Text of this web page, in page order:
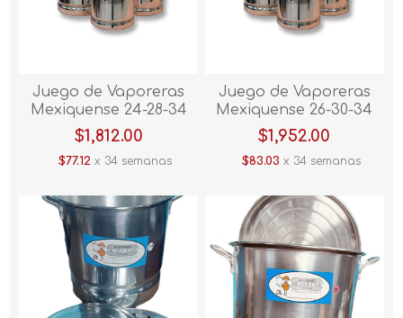
Juego de Vaporeras
Mexiquense 24-28-34
3pzas
$1,812.00
$77.12 x 34 semanas
Juego de Vaporeras
Mexiquense 26-30-34
3pzas
$1,952.00
$83.03 x 34 semanas